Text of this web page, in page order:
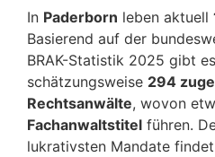
In Paderborn leben aktuell
Basierend auf der
BRAK-Statistik 2025 gibt
schätzungsweise 294
Rechtsanwälte, wovon
Fachanwaltstitel führen.
lukrativsten Mandate